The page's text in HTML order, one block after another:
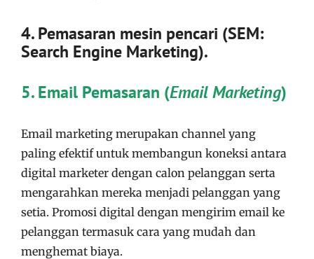
4. Pemasaran mesin pencari (SEM:
Search Engine Marketing).
5. Email Pemasaran (Email Marketing)
Email marketing merupakan channel yang
paling efektif untuk membangun koneksi antara
digital marketer dengan calon pelanggan serta
mengarahkan mereka menjadi pelanggan yang
setia. Promosi digital dengan mengirim email ke
pelanggan termasuk cara yang mudah dan
menghemat biaya.